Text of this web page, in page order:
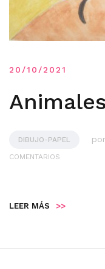
20/10/2021
DIBUJO-PAPEL por
COMENTARIOS
LEER MÁS >>